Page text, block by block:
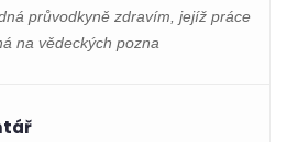
průvodkyně zdravím, jejíž práce
na vědeckých pozna